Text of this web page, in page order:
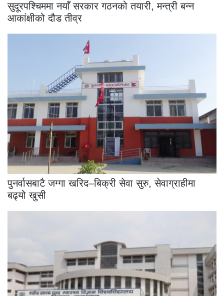
सुदूरपश्चिममा नयाँ सरकार गठनको तयारी, मन्त्री बन्न
आकांक्षीको दौड तीव्र
पुनर्वासबाटै जग्गा खरिद–बिक्री सेवा सुरु, सेवाग्राहीमा
बढ्यो खुसी